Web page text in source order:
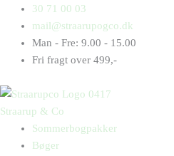
indholdet
30 71 00 03
mail@straarupogco.dk
Man - Fre: 9.00 - 15.00
Fri fragt over 499,-
Straarup & Co
Sommerbogpakker
Bøger
Products
search
Products
search
Leksand
Balkon
antal